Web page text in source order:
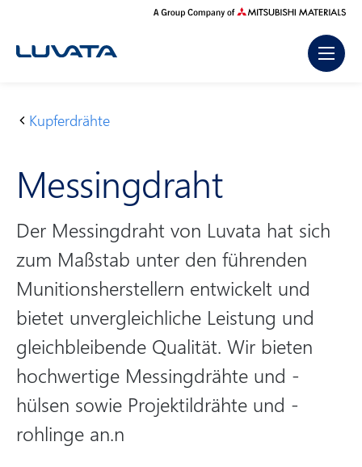
content
S
a
r
s
e
i
e
P
o
d
k
t
e
Kupferdrähte
M
si
n
dr
a
ht
Messingdraht
Der Messingdraht von Luvata hat sich
zum Maßstab unter den führenden
Munitionsherstellern entwickelt und
bietet unvergleichliche Leistung und
gleichbleibende Qualität. Wir bieten
hochwertige Messingdrähte und -
hülsen sowie Projektildrähte und -
rohlinge an.n